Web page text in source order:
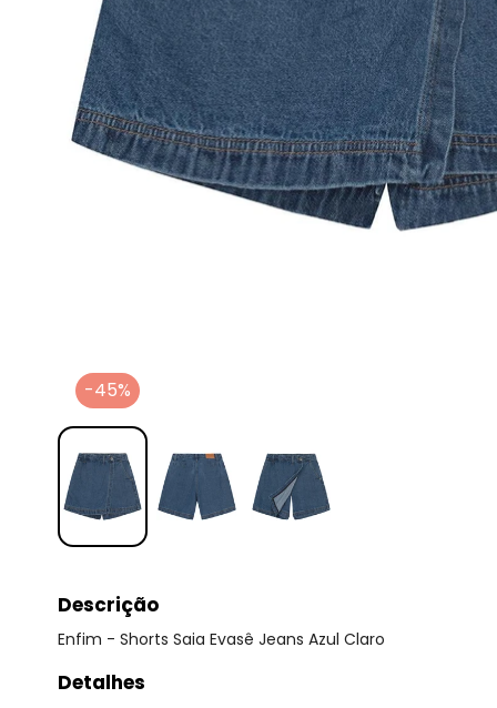
-45%
Descrição
Enfim - Shorts Saia Evasê Jeans Azul Claro
Detalhes